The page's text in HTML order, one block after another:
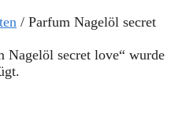
/ Parfum Nagelöl secret
Nagelöl secret love“ wurde